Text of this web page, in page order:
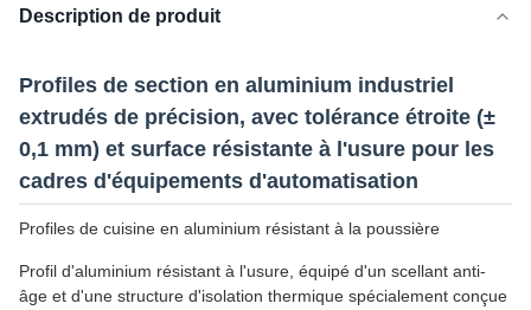
Description de produit
Profiles de section en aluminium industriel
extrudés de précision, avec tolérance étroite (±
0,1 mm) et surface résistante à l'usure pour les
cadres d'équipements d'automatisation
Profiles de cuisine en aluminium résistant à la poussière
Profil d'aluminium résistant à l'usure, équipé d'un scellant anti-
âge et d'une structure d'isolation thermique spécialement conçue